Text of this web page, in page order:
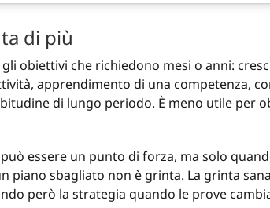
di più
obiettivi che richiedono mesi o anni:
apprendimento di una competenza,
di lungo periodo. È meno utile per
essere un punto di forza, ma solo
piano sbagliato non è grinta. La grinta
però la strategia quando le prove